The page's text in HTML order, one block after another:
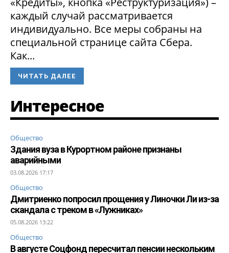
каждый случай рассматривается
индивидуально. Все меры собраны на
специальной странице сайта Сбера.
Как...
ЧИТАТЬ ДАЛЕЕ
Интересное
Общество
Здания вуза в Курортном районе признаны
аварийными
03.08.2026 17:17
Общество
Дмитриенко попросил прощения у Линочки Ли из-за
скандала с треком в «Лужниках»
05.08.2026 13:22
Общество
В августе Соцфонд пересчитал пенсии нескольким